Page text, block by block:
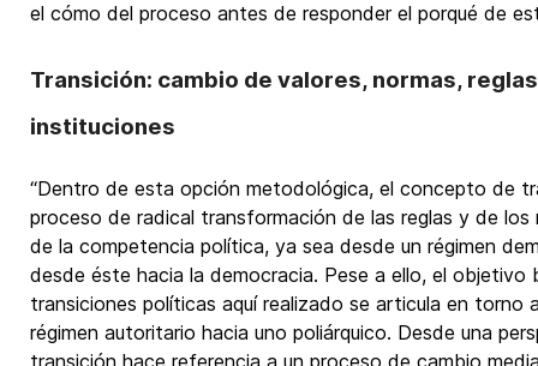
el cómo del proceso antes de responder el porqué de
Transición: cambio de valores, normas,
instituciones
“Dentro de esta opción metodológica, el concepto de
proceso de radical transformación de las reglas y de
de la competencia política, ya sea desde un régimen
desde éste hacia la democracia. Pese a ello, el objetivo
transiciones políticas aquí realizado se articula en torno
régimen autoritario hacia uno poliárquico. Desde una
transición hace referencia a un proceso de cambio